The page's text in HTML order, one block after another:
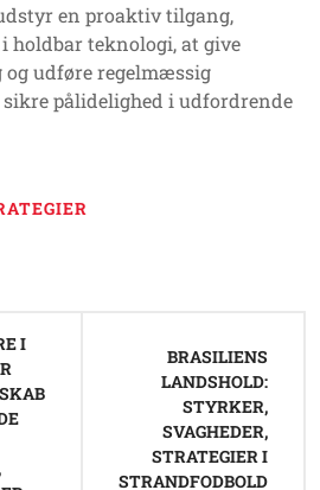
en proaktiv tilgang,
holdbar teknologi, at give
udføre regelmæssig
pålidelighed i udfordrende
I
BRASILIENS
LANDSHOLD:
STYRKER,
SVAGHEDER,
STRATEGIER I
STRANDFODBOLD